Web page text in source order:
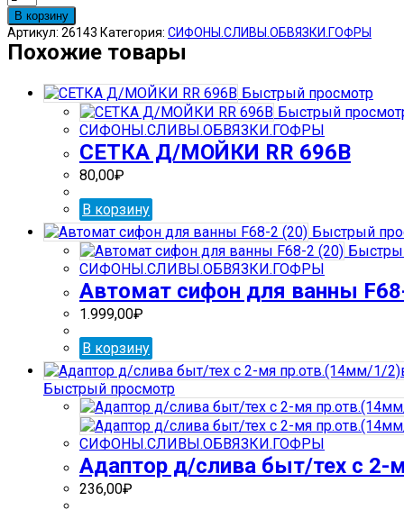
товара
Муфта
(гофр)
д/
унитаза
Mc/Alpine
В корзину
Артикул: 26143 Категория: СИФОНЫ.СЛИВЫ.ОБВЯЗКИ.ГОФРЫ
Похожие товары
Быстрый просмотр
Быстрый
СИФОНЫ.СЛИВЫ.ОБВЯЗКИ.ГОФРЫ
СЕТКА Д/МОЙКИ RR 696В
80,00₽
В корзину
Быстрый
СИФОНЫ.СЛИВЫ.ОБВЯЗКИ.ГОФРЫ
Автомат сифон для ванны
1.999,00₽
В корзину
Быстрый просмотр
СИФОНЫ.СЛИВЫ.ОБВЯЗКИ.ГОФРЫ
Адаптор д/слива быт/тех с
236,00₽